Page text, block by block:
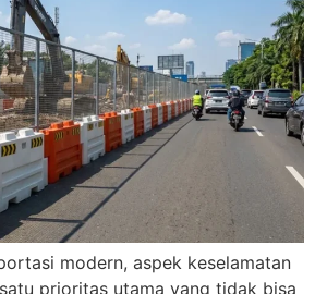
modern, aspek keselamatan
prioritas utama yang tidak bisa